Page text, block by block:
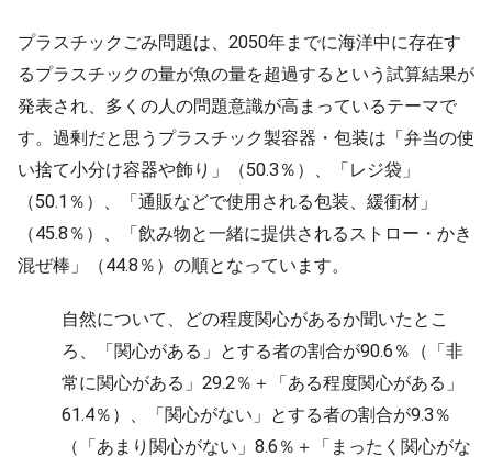
プラスチックごみ問題は、2050年までに海洋中に存在す
るプラスチックの量が魚の量を超過するという試算結果が
発表され、多くの人の問題意識が高まっているテーマで
す。過剰だと思うプラスチック製容器・包装は「弁当の使
い捨て小分け容器や飾り」（50.3％）、「レジ袋」
（50.1％）、「通販などで使用される包装、緩衝材」
（45.8％）、「飲み物と一緒に提供されるストロー・かき
混ぜ棒」（44.8％）の順となっています。
自然について、どの程度関心があるか聞いたとこ
ろ、「関心がある」とする者の割合が90.6％（「非
常に関心がある」29.2％＋「ある程度関心がある」
61.4％）、「関心がない」とする者の割合が9.3％
（「あまり関心がない」8.6％＋「まったく関心がな